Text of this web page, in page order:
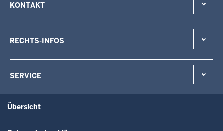
KONTAKT
RECHTS-INFOS
SERVICE
Übersicht